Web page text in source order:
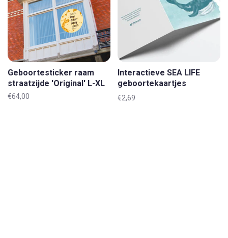
Geboortesticker raam
straatzijde 'Original' L-XL
€64,00
Interactieve SEA LIFE
geboortekaartjes
'Original'
€2,69